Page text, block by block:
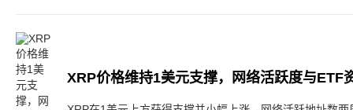
XRP价格维持1美元支撑，网络活跃度与ETF